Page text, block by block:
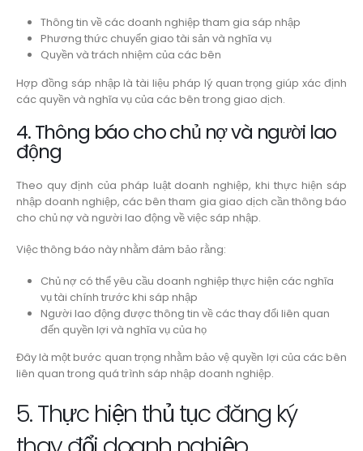
Thông tin về các doanh nghiệp tham gia sáp nhập
Phương thức chuyển giao tài sản và nghĩa vụ
Quyền và trách nhiệm của các bên
Hợp đồng sáp nhập là tài liệu pháp lý quan trọng giúp xác định
các quyền và nghĩa vụ của các bên trong giao dịch.
4. Thông báo cho chủ nợ và người lao
động
Theo quy định của pháp luật doanh nghiệp, khi thực hiện sáp
nhập doanh nghiệp, các bên tham gia giao dịch cần thông báo
cho chủ nợ và người lao động về việc sáp nhập.
Việc thông báo này nhằm đảm bảo rằng:
Chủ nợ có thể yêu cầu doanh nghiệp thực hiện các nghĩa
vụ tài chính trước khi sáp nhập
Người lao động được thông tin về các thay đổi liên quan
đến quyền lợi và nghĩa vụ của họ
Đây là một bước quan trọng nhằm bảo vệ quyền lợi của các bên
liên quan trong quá trình sáp nhập doanh nghiệp.
5. Thực hiện thủ tục đăng ký